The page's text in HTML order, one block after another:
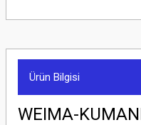
Ürün Bilgisi
WEIMA-